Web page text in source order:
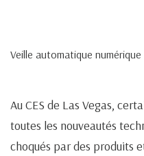
Veille automatique
Au CES de Las Vegas,
toutes les nouveautés
choqués par des produits